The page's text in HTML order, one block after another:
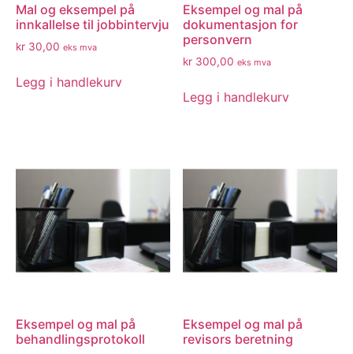
Mal og eksempel på
innkallelse til jobbintervju
kr 30,00 eks mva
Legg i handlekurv
Eksempel og mal på
dokumentasjon for
personvern
kr 300,00 eks mva
Legg i handlekurv
Eksempel og mal på
behandlingsprotokoll
Eksempel og mal på
revisors beretning